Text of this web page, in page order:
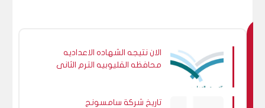
الان نتيجه الشهاده الاعداديه
محافظه القليوبيه الترم الثانى
تاريخ شركة سامسونج